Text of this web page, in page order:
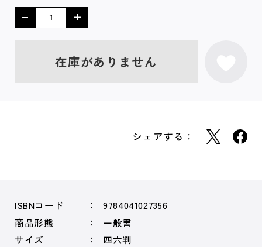
在庫がありません
シェアする：
ISBNコード
9784041027356
商品形態
一般書
サイズ
四六判